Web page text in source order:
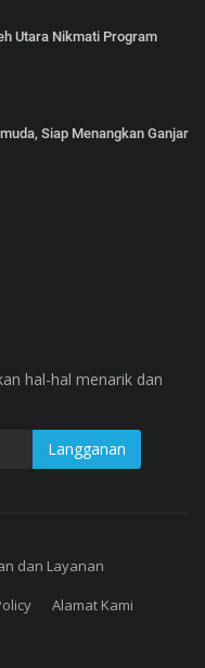
Utara Nikmati Program
Siap Menangkan Ganjar
hal-hal menarik dan
dan Layanan
Alamat Kami